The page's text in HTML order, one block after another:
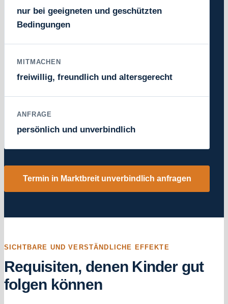
nur bei geeigneten und geschützten
Bedingungen
MITMACHEN
freiwillig, freundlich und altersgerecht
ANFRAGE
persönlich und unverbindlich
Termin in Marktbreit unverbindlich anfragen
SICHTBARE UND VERSTÄNDLICHE EFFEKTE
Requisiten, denen Kinder gut
folgen können